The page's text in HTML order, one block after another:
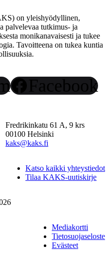
on yleishyödyllinen,
palvelevaa tutkimus- ja
monikanavaisesti ja tukee
Tavoitteena on tukea kuntia
Facebook
Fredrikinkatu 61 A, 9 krs
00100 Helsinki
kaks@kaks.fi
Katso kaikki yhteystiedot
Tilaa KAKS-uutiskirje
Mediakortti
Tietosuojaseloste
Evästeet